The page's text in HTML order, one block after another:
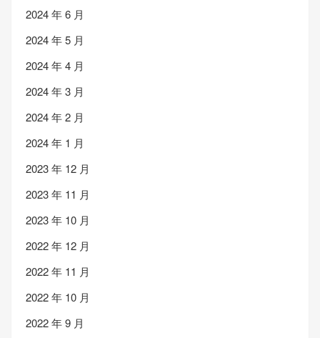
2024 年 6 月
2024 年 5 月
2024 年 4 月
2024 年 3 月
2024 年 2 月
2024 年 1 月
2023 年 12 月
2023 年 11 月
2023 年 10 月
2022 年 12 月
2022 年 11 月
2022 年 10 月
2022 年 9 月